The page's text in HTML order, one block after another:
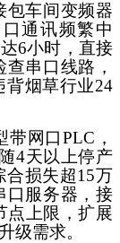
包车间变频器
通讯频繁中
6小时，直接
串口线路，
背烟草行业24
带网口PLC，
4天以上停产
合损失超15万
口服务器，接
点上限，扩展
级需求。